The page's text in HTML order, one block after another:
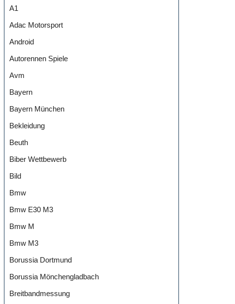
A1
Adac Motorsport
Android
Autorennen Spiele
Avm
Bayern
Bayern München
Bekleidung
Beuth
Biber Wettbewerb
Bild
Bmw
Bmw E30 M3
Bmw M
Bmw M3
Borussia Dortmund
Borussia Mönchengladbach
Breitbandmessung